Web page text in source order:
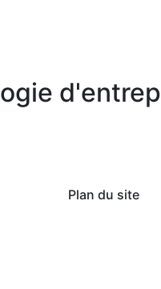
Plan du site